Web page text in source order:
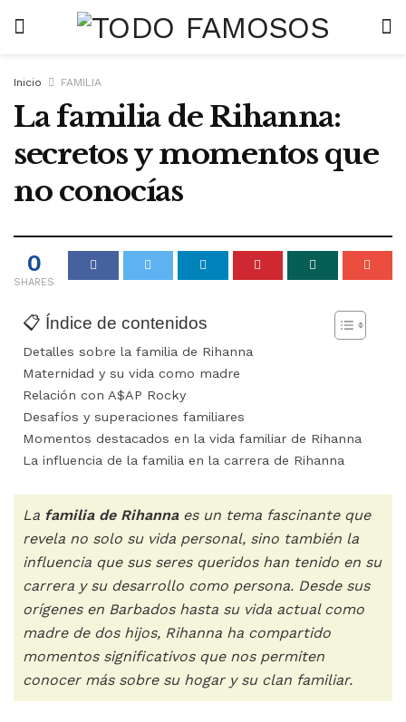
Inicio FAMILIA
La familia de Rihanna:
secretos y momentos que
no conocías
0
SHARES
📋 Índice de contenidos
Detalles sobre la familia de Rihanna
Maternidad y su vida como madre
Relación con A$AP Rocky
Desafíos y superaciones familiares
Momentos destacados en la vida familiar de Rihanna
La influencia de la familia en la carrera de Rihanna
La familia de Rihannaes un tema fascinante que
revela no solo su vida personal, sino también la
influencia que sus seres queridos han tenido en su
carrera y su desarrollo como persona. Desde sus
orígenes en Barbados hasta su vida actual como
madre de dos hijos, Rihanna ha compartido
momentos significativos que nos permiten
conocer más sobre su hogar y su clan familiar.